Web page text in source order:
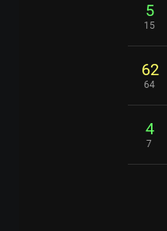
5
15
62
64
4
7